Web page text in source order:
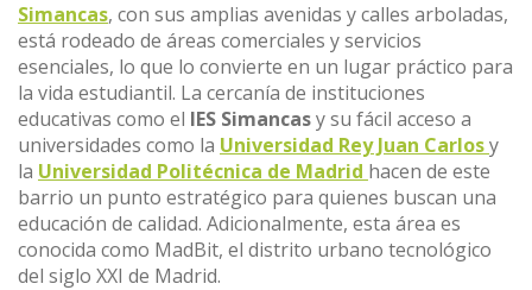
Simancas, con sus amplias avenidas y calles arboladas,
está rodeado de áreas comerciales y servicios
esenciales, lo que lo convierte en un lugar práctico para
la vida estudiantil. La cercanía de instituciones
educativas como el IES Simancasy su fácil acceso a
universidades como la Universidad Rey Juan Carlosy
la Universidad Politécnica de Madrid hacen de este
barrio un punto estratégico para quienes buscan una
educación de calidad. Adicionalmente, esta área es
conocida como MadBit, el distrito urbano tecnológico
del siglo XXI de Madrid.